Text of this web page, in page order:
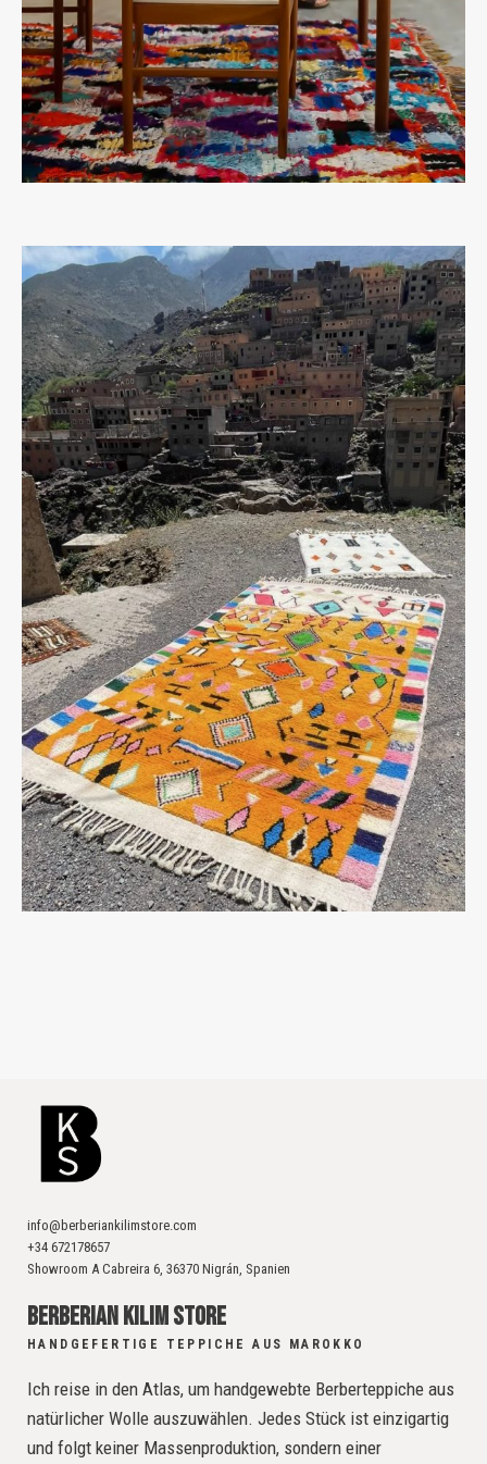
info@berberiankilimstore.com
+34 672178657
Showroom A Cabreira 6, 36370 Nigrán, Spanien
BERBERIAN KILIM STORE
HANDGEFERTIGE TEPPICHE AUS MAROKKO
Ich reise in den Atlas, um handgewebte Berberteppiche aus
natürlicher Wolle auszuwählen. Jedes Stück ist einzigartig
und folgt keiner Massenproduktion, sondern einer